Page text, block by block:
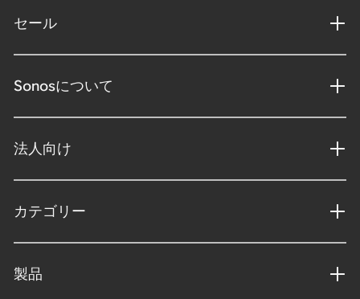
セール
Sonosについて
法人向け
カテゴリー
製品